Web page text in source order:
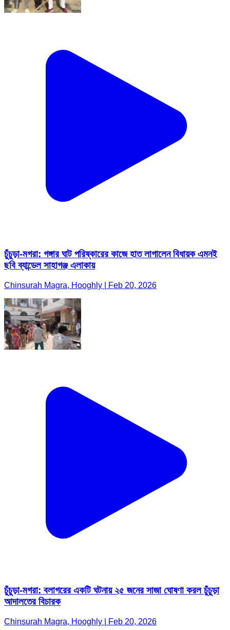
চুঁচুড়া-মগরা: গঙ্গার ঘাট পরিষ্কারের কাজে হাত লাগালেন বিধায়ক এমনই
ছবি ব্যান্ডেল সাহাগঞ্জ এলাকায়
Chinsurah Magra, Hooghly | Feb 20, 2026
চুঁচুড়া-মগরা: বলাগরের একটি ঘটনায় ২৫ জনের সাজা ঘোষণা করল চুঁচুড়া
আদালতের বিচারক
Chinsurah Magra, Hooghly | Feb 20, 2026